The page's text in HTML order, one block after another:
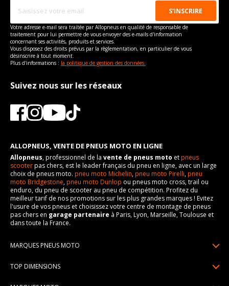
Votre adresse e-mail sera traitée par Allopneus en qualité de responsable de
traitement pour lui permettre de vous envoyer des e-mails d'information
concernant ses activités, produits et services.
Vous disposez des droits prévus par la règlementation, en particulier de vous
désinscrire à tout moment.
Plus d'informations : la politique de gestion des données.
Suivez nous sur les réseaux
ALLOPNEUS, VENTE DE PNEUS MOTO EN LIGNE
Allopneus, professionnel de la vente de pneus moto etpneus
scooterpas chers, est le leader français du pneu en ligne, avec un large
choix de pneus moto. pneu moto Michelin,pneu moto Pirelli,pneu
moto Bridgestone,pneu moto Dunlop ou pneus moto cross, trail ou
enduro, du pneu de scooter au pneu de compétition. Profitez du
meilleur tarif de nos promotions sur les plus grandes marques ! Evitez
l'usure de vos pneus et choisissez votre centre de montage de pneus
pas chers en garage partenaire à Paris, Lyon, Marseille, Toulouse et
dans toute la France.
MARQUES PNEUS MOTO
TOP DIMENSIONS